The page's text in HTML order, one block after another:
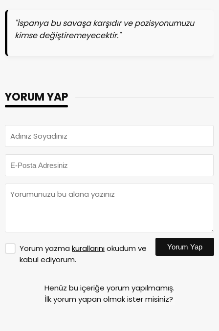
​"İspanya bu savaşa karşıdır ve pozisyonumuzu
kimse değiştiremeyecektir."
YORUM YAP
Yorum yazma kurallarınıokudum ve
kabul ediyorum.
Yorum Yap
Henüz bu içeriğe yorum yapılmamış.
İlk yorum yapan olmak ister misiniz?